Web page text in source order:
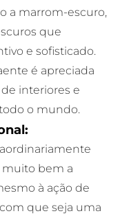
a marrom-escuro,
que
e sofisticado.
é apreciada
interiores e
o mundo.
muito bem a
à ação de
que seja uma